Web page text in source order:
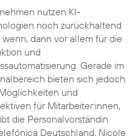
nutzen KI-
noch zurückhaltend
dann vor allem für die
und
Gerade im
bieten sich jedoch
und
für Mitarbeiter:innen,
die Personalvorständin
Deutschland, Nicole